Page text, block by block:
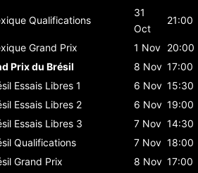
Qualifications
31
Oct
21:00
Grand Prix 1 Nov 20:00
Prix du Brésil
8 Nov 17:00
Essais Libres 1 6 Nov 15:30
Essais Libres 2 6 Nov 19:00
Essais Libres 3 7 Nov 14:30
Qualifications 7 Nov 18:00
Grand Prix 8 Nov 17:00